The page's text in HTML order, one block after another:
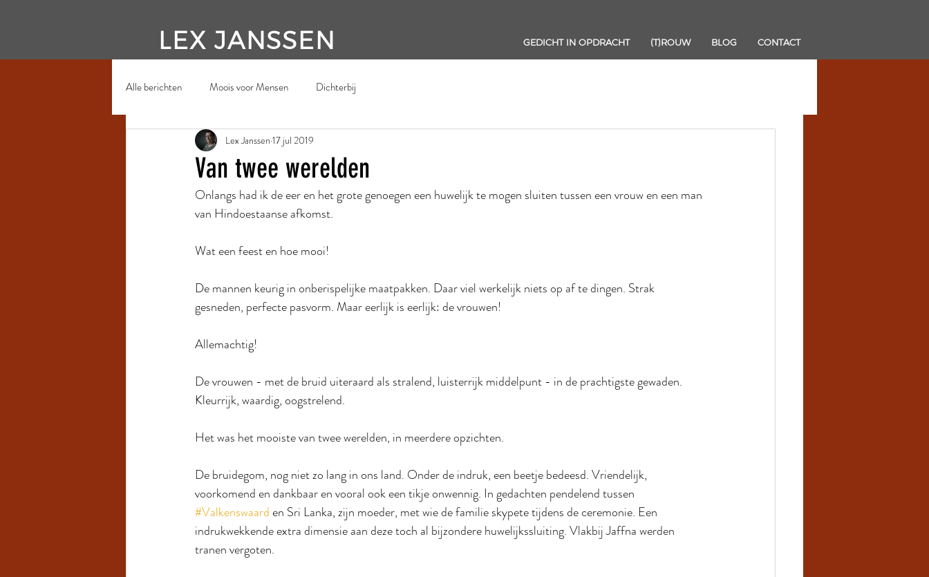
LEX JANSSEN GEDICHT IN OPDRACHT (T)ROUW BLOG CONTACT
Alle berichten Moois voor Mensen Dichterbij
Van twee werelden
Lex Janssen 17 jul 2019
Onlangs had ik de eer en het grote genoegen een huwelijk te mogen sluiten tussen een vrouw en een man
van Hindoestaanse afkomst.
Wat een feest en hoe mooi!
De mannen keurig in onberispelijke maatpakken. Daar viel werkelijk niets op af te dingen. Strak
gesneden, perfecte pasvorm. Maar eerlijk is eerlijk: de vrouwen!
Allemachtig!
De vrouwen - met de bruid uiteraard als stralend, luisterrijk middelpunt - in de prachtigste gewaden.
Kleurrijk, waardig, oogstrelend.
Het was het mooiste van twee werelden, in meerdere opzichten.
De bruidegom, nog niet zo lang in ons land. Onder de indruk, een beetje bedeesd. Vriendelijk,
voorkomend en dankbaar en vooral ook een tikje onwennig. In gedachten pendelend tussen
#Valkenswaard en Sri Lanka, zijn moeder, met wie de familie skypete tijdens de ceremonie. Een
indrukwekkende extra dimensie aan deze toch al bijzondere huwelijkssluiting. Vlakbij Jaffna werden
tranen vergoten.